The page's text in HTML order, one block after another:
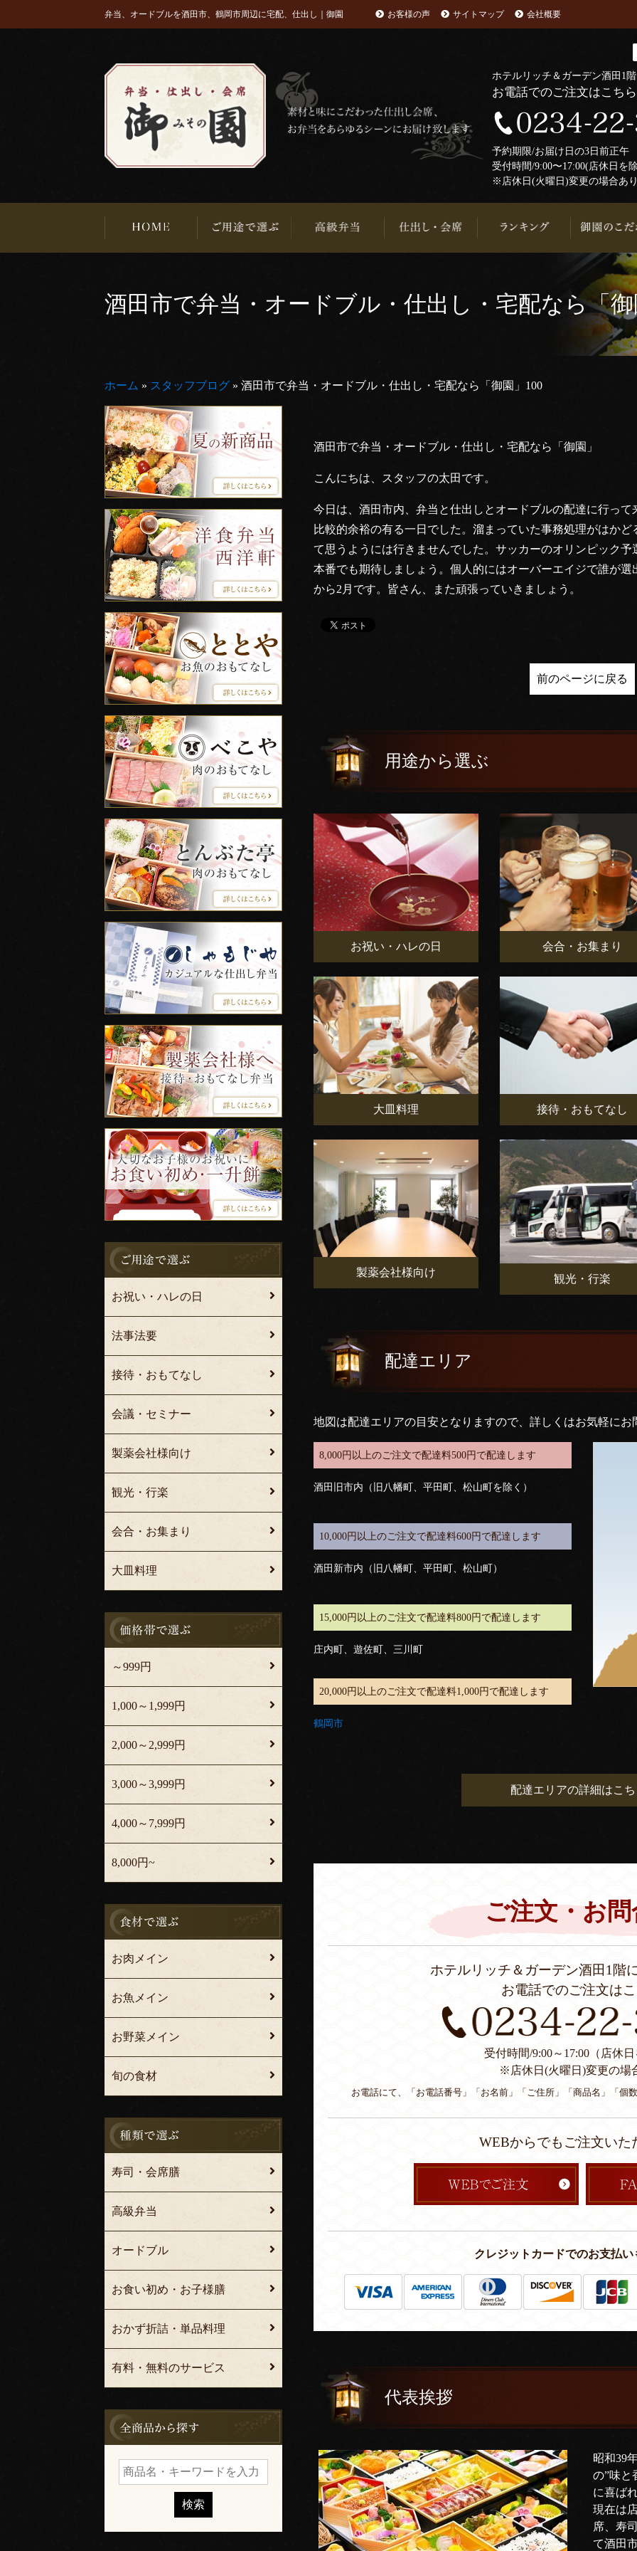
弁当、オードブルを酒田市、鶴岡市周辺に宅配、仕出し｜御園 お客様の声 サイトマップ 会社概要
ホテルリッチ＆ガーデン酒田1
お電話でのご注文はこち
予約期限/お届け日の3日前正
受付時間/9:00〜17:00(店休日を
※店休日(火曜日)変更の場合あ
酒田市で弁当・オードブル・仕出し・宅配なら「御
ホーム » スタッフブログ » 酒田市で弁当・オードブル・仕出し・宅配なら「御園」100
酒田市で弁当・オードブル・仕出し・宅配なら「御園」
こんにちは、スタッフの太田です。
今日は、酒田市内、弁当と仕出しとオードブルの配達に行っ
比較的余裕の有る一日でした。溜まっていた事務処理がはか
て思うようには行きませんでした。サッカーのオリンピック
本番でも期待しましょう。個人的にはオーバーエイジで誰が
から2月です。皆さん、また頑張っていきましょう。
前のページに戻る
用途から選ぶ
お祝い・ハレの日 会合・お集まり
大皿料理 接待・おもてなし
製薬会社様向け
観光・行楽
配達エリア
地図は配達エリアの目安となりますので、詳しくはお気軽にお
8,000円以上のご注文で配達料500円で配達します
酒田旧市内（旧八幡町、平田町、松山町を除く）
10,000円以上のご注文で配達料600円で配達します
酒田新市内（旧八幡町、平田町、松山町）
15,000円以上のご注文で配達料800円で配達します
庄内町、遊佐町、三川町
20,000円以上のご注文で配達料1,000円で配達します
鶴岡市
配達エリアの詳細はこ
ご注文・お問
ホテルリッチ＆ガーデン酒田1階
お電話でのご注文は
受付時間/9:00～17:00（店休
※店休日(火曜日)変更の場
お電話にて、「お電話番号」「お名前」「ご住所」「商品名」「個
WEBからでもご注文いた
クレジットカードでのお支払い
代表挨拶
昭和39
の”味と
に喜ば
現在は
席、寿
て酒田
お祝い・ハレの日
法事法要
接待・おもてなし
会議・セミナー
製薬会社様向け
観光・行楽
会合・お集まり
大皿料理
～999円
1,000～1,999円
2,000～2,999円
3,000～3,999円
4,000～7,999円
8,000円~
お肉メイン
お魚メイン
お野菜メイン
旬の食材
寿司・会席膳
高級弁当
オードブル
お食い初め・お子様膳
おかず折詰・単品料理
有料・無料のサービス